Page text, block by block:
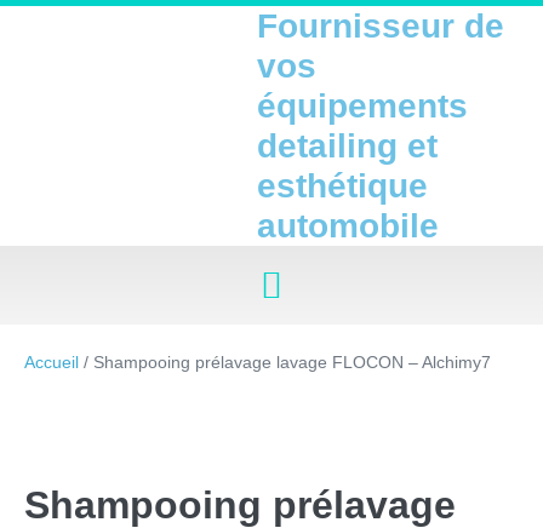
Fournisseur de
vos
équipements
detailing et
esthétique
automobile
Accueil / Shampooing prélavage lavage FLOCON – Alchimy7
Shampooing prélavage